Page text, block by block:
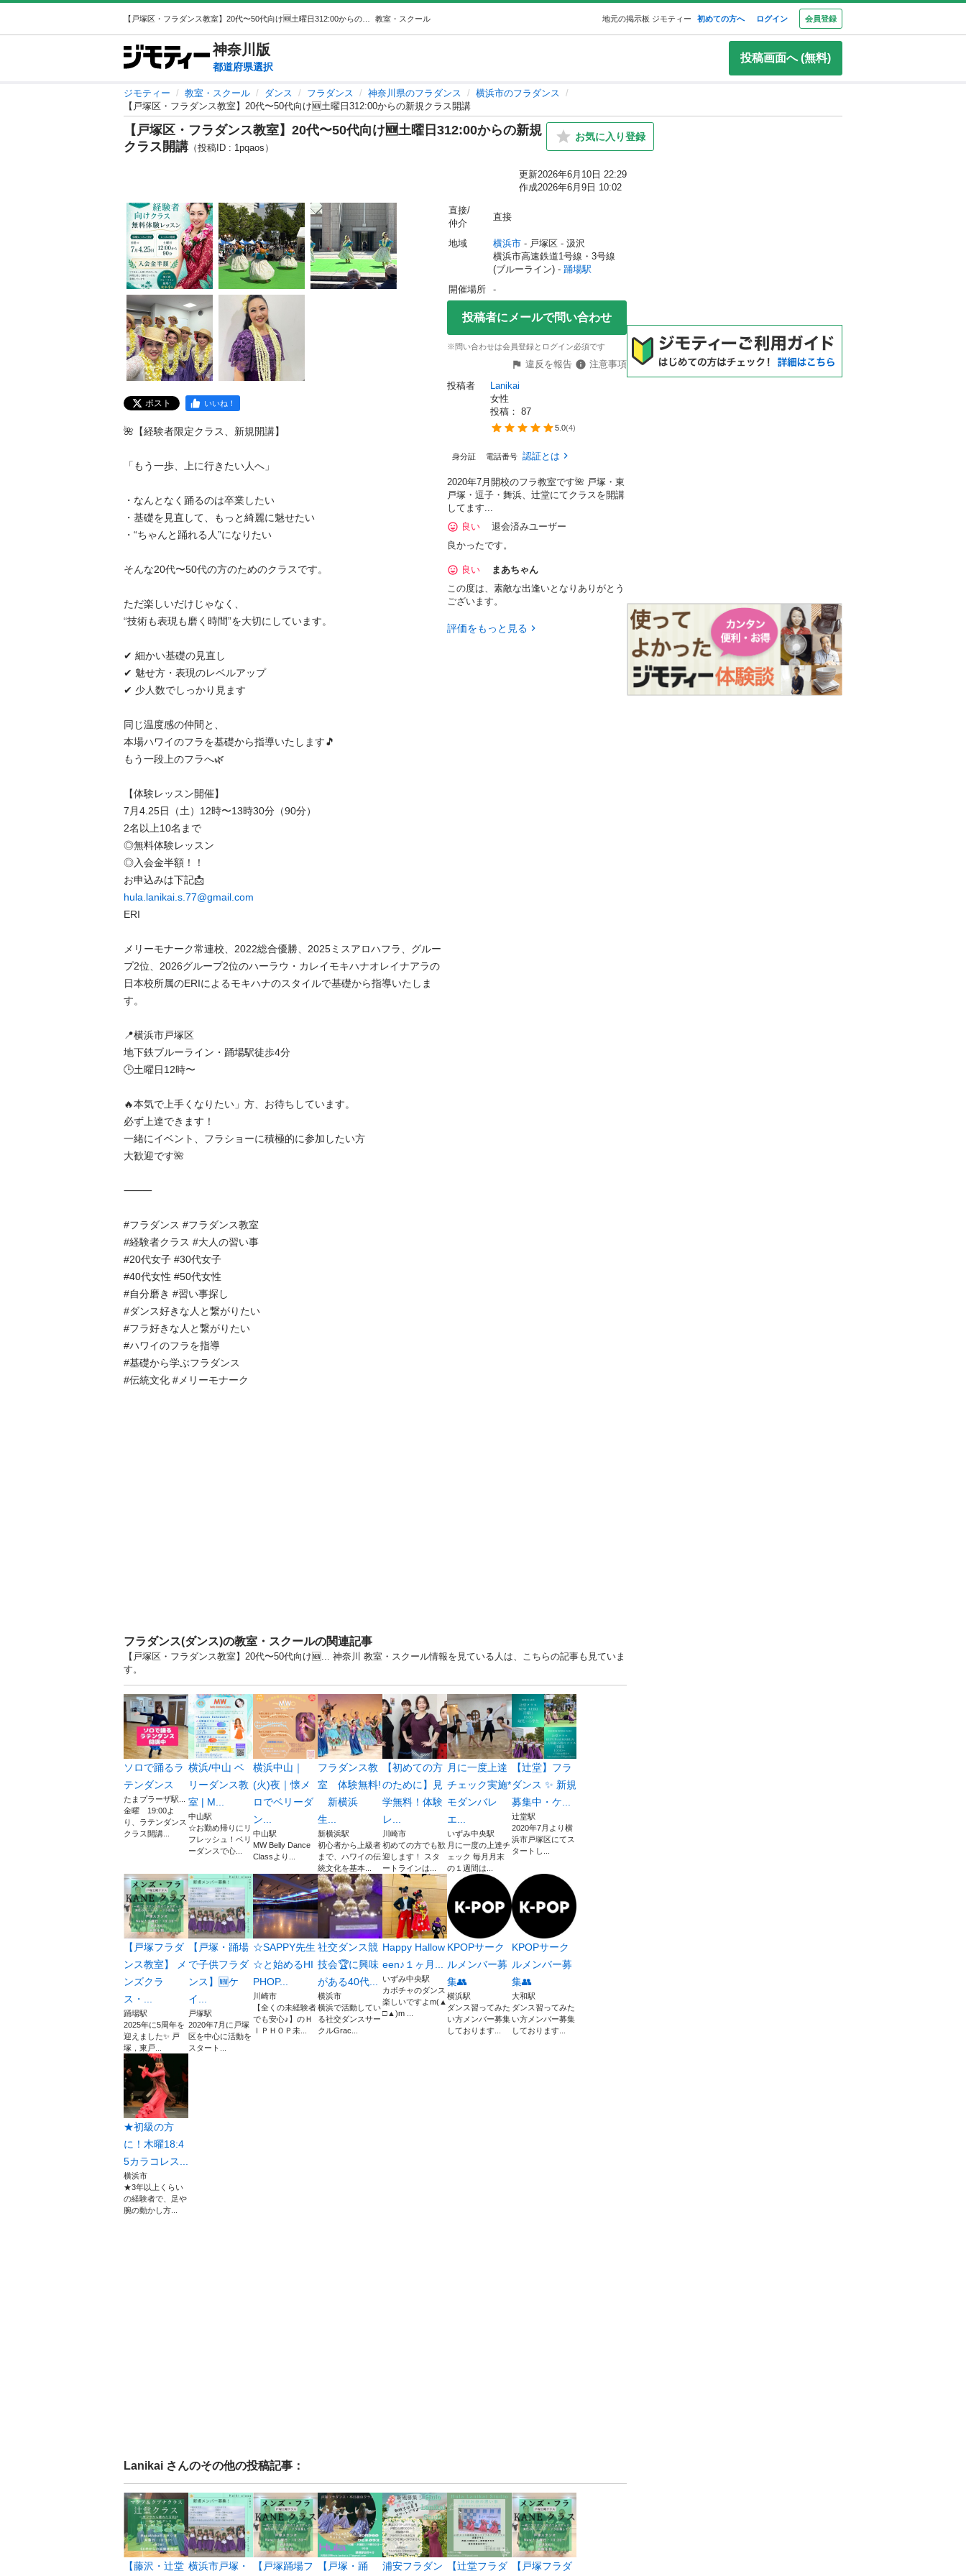
教室・スクール 地元の掲示板 ジモティー 初めての方へ ログイン 会員登録
神奈川 版
都道府県選択
投稿画面へ (無料)
ジモティー 教室・スクール ダンス フラダンス 神奈川県のフラダンス
横浜市のフラダンス
【戸塚区・フラダンス教室】20代〜50代向け🆕土曜日312:00からの新規クラス開講
【戸塚区・フラダンス教室】20代〜50代向け🆕土曜日312:00からの新規
クラス開講 （投稿ID : 1pqaos）
お気に入り登録
更新2026年6月10日 22:29
作成2026年6月9日 10:02
ポスト いいね！
🌺【経験者限定クラス、新規開講】
「もう一歩、上に行きたい人へ」
・なんとなく踊るのは卒業したい
・基礎を見直して、もっと綺麗に魅せたい
・“ちゃんと踊れる人”になりたい
そんな20代〜50代の方のためのクラスです。
ただ楽しいだけじゃなく、
“技術も表現も磨く時間”を大切にしています。
✔ 細かい基礎の見直し
✔ 魅せ方・表現のレベルアップ
✔ 少人数でしっかり見ます
同じ温度感の仲間と、
本場ハワイのフラを基礎から指導いたします🎵
もう一段上のフラへ🌿
【体験レッスン開催】
7月4.25日（土）12時〜13時30分（90分）
2名以上10名まで
◎無料体験レッスン
◎入会金半額！！
hula.lanikai.s.77@gmail.com
ERI
メリーモナーク常連校、2022総合優勝、2025ミスアロハフラ、グルー
プ2位、2026グループ2位のハーラウ・カレイモキハナオレイナアラの
日本校所属のERIによるモキハナのスタイルで基礎から指導いたしま
す。
📍横浜市戸塚区
地下鉄ブルーライン・踊場駅徒歩4分
🕒土曜日12時〜
🔥本気で上手くなりたい」方、お待ちしています。
必ず上達できます！
一緒にイベント、フラショーに積極的に参加したい方
大歓迎です🌺
⸻
#フラダンス #フラダンス教室
#経験者クラス #大人の習い事
#20代女子 #30代女子
#40代女性 #50代女性
#自分磨き #習い事探し
#ダンス好きな人と繋がりたい
#フラ好きな人と繋がりたい
#ハワイのフラを指導
#基礎から学ぶフラダンス
#伝統文化 #メリーモナーク
直接/
仲介
直接
地域 横浜市 - 戸塚区 - 汲沢
横浜市高速鉄道1号線・3号線
(ブルーライン) - 踊場駅
開催場所
-
投稿者にメールで問い合わせ
※問い合わせは会員登録とログイン必須です
違反を報告
注意事項
投稿者
Lanikai
女性
投稿： 87
5.0(4)
身分証 電話番号 認証とは
2020年7月開校のフラ教室です🌺 戸塚・東
戸塚・逗子・舞浜、辻堂にてクラスを開講
してます...
良い
退会済みユーザー
良かったです。
良い
まあちゃん
この度は、素敵な出逢いとなりありがとう
ございます。
評価をもっと見る
フラダンス(ダンス)の教室・スクールの関連記事
【戸塚区・フラダンス教室】20代〜50代向け🆕... 神奈川 教室・スクール情報を見ている人は、こちらの記事も見ていま
す。
ソロで踊るラ
テンダンス
たまプラーザ駅...
金曜 19:00よ
り、ラテンダンス
クラス開講...
横浜/中山 ベ
リーダンス教
室 | M...
中山駅
☆お勤め帰りにリ
フレッシュ！ベリ
ーダンスで心...
横浜中山｜
(火)夜｜懐メ
ロでベリーダ
ン...
中山駅
MW Belly Dance
Classより...
フラダンス教
室 体験無料!
新横浜
生...
新横浜駅
初心者から上級者
まで、ハワイの伝
統文化を基本...
【初めての方
のために】見
学無料！体験
レ...
川崎市
初めての方でも歓
迎します！ スタ
ートラインは...
月に一度上達
チェック実施*
モダンバレ
エ...
いずみ中央駅
月に一度の上達チ
ェック 毎月月末
の１週間は...
【辻堂】フラ
ダンス ✨ 新規
募集中・ケ...
辻堂駅
2020年7月より横
浜市戸塚区にてス
タートし...
【戸塚フラダ
ンス教室】 メ
ンズクラ
ス・...
踊場駅
2025年に5周年を
迎えました✨ 戸
塚，東戸...
【戸塚・踊場
で子供フラダ
ンス】🆕ケ
イ...
戸塚駅
2020年7月に戸塚
区を中心に活動を
スタート...
☆SAPPY先生
☆と始めるHI
PHOP...
川崎市
【全くの未経験者
でも安心♪】のＨ
ＩＰＨＯＰ未...
社交ダンス競
技会🏆に興味
がある40代...
横浜市
横浜で活動してい
る社交ダンスサー
クルGrac...
Happy Hallow
een♪１ヶ月...
いずみ中央駅
カボチャのダンス
楽しいですよm(▲
□▲)m ...
KPOPサーク
ルメンバー募
集👥
横浜駅
ダンス習ってみた
い方メンバー募集
しております...
KPOPサーク
ルメンバー募
集👥
大和駅
ダンス習ってみた
い方メンバー募集
しております...
★初級の方
に！木曜18:4
5カラコレス...
横浜市
★3年以上くらい
の経験者で、足や
腕の動かし方...
Lanikai さんのその他の投稿記事：
【藤沢・辻堂 横浜市戸塚・ 【戸塚踊場フ 【戸塚・踊 浦安フラダン 【辻堂フラダ 【戸塚フラダ